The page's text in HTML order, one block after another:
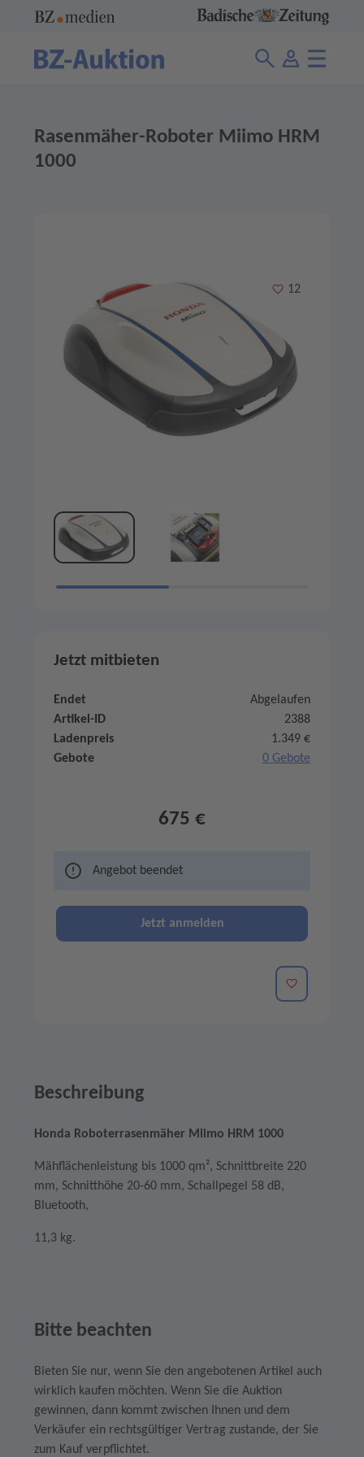
Rasenmäher-Roboter Miimo HRM
1000
Merken
12
Jetzt mitbieten
Endet
Abgelaufen
Artikel-ID
2388
Ladenpreis
1.349 €
Gebote
0 Gebote
675 €
Angebot beendet
Jetzt anmelden
Merken
Beschreibung
Honda Roboterrasenmäher Miimo HRM 1000
Mähflächenleistung bis 1000 qm², Schnittbreite 220
mm, Schnitthöhe 20-60 mm, Schallpegel 58 dB,
Bluetooth,
11,3 kg.
Bitte beachten
Bieten Sie nur, wenn Sie den angebotenen Artikel auch
wirklich kaufen möchten. Wenn Sie die Auktion
gewinnen, dann kommt zwischen Ihnen und dem
Verkäufer ein rechtsgültiger Vertrag zustande, der Sie
zum Kauf verpflichtet.